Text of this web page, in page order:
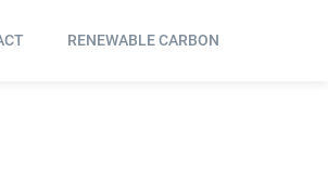
RENEWABLE CARBON